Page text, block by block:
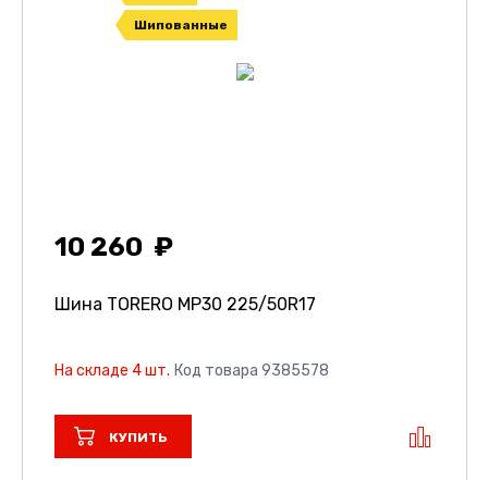
Шипованные
10 260
Шина TORERO MP30 225/50R17
На складе 4 шт. Код товара 9385578
КУПИТЬ